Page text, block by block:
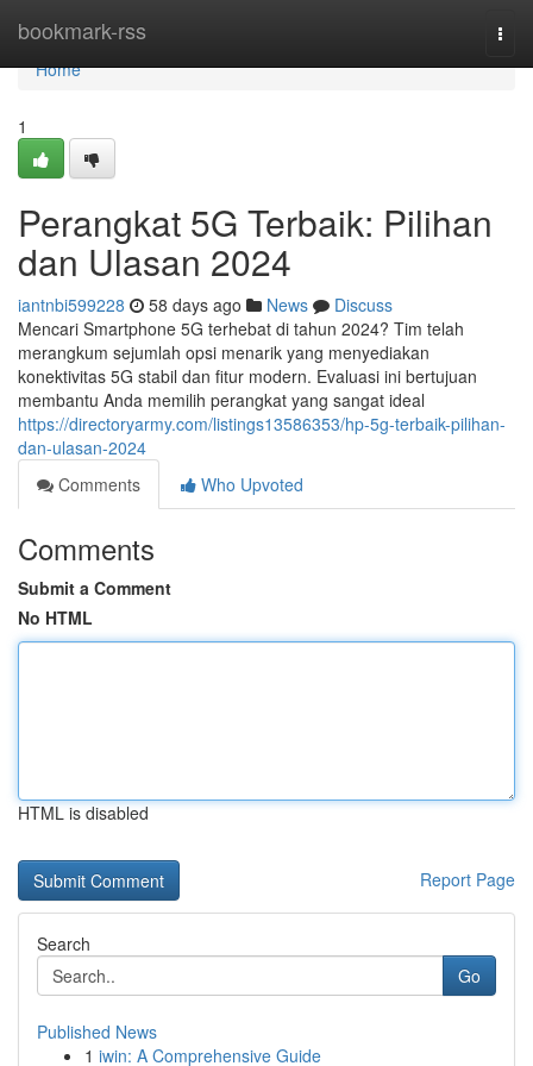
bookmark-rss
Home
Home
1
Perangkat 5G Terbaik: Pilihan
dan Ulasan 2024
iantnbi599228 58 days ago News
Discuss
Mencari Smartphone 5G terhebat di tahun 2024? Tim telah
merangkum sejumlah opsi menarik yang menyediakan
konektivitas 5G stabil dan fitur modern. Evaluasi ini bertujuan
membantu Anda memilih perangkat yang sangat ideal
https://directoryarmy.com/listings13586353/hp-5g-terbaik-pilihan-
dan-ulasan-2024
Comments
Who Upvoted
Comments
Submit a Comment
No HTML
HTML is disabled
Report Page
Search
Go
Published News
1 iwin: A Comprehensive Guide